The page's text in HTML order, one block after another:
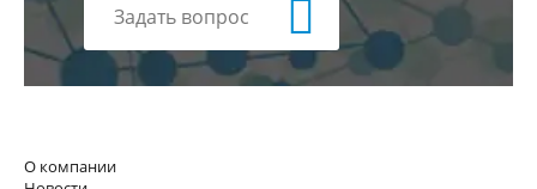
Задать вопрос
О компании